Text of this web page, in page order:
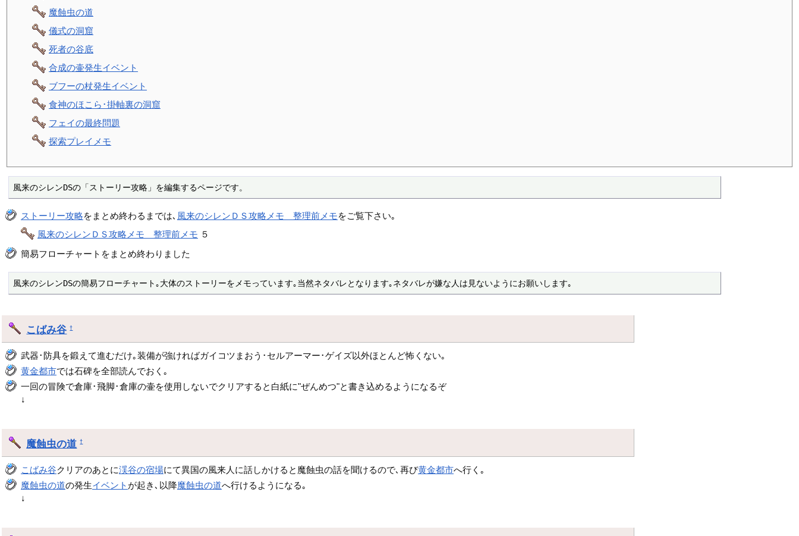
魔蝕虫の道
儀式の洞窟
死者の谷底
合成の壷発生イベント
ブフーの杖発生イベント
食神のほこら･掛軸裏の洞窟
フェイの最終問題
探索プレイメモ
風来のシレンDSの「ストーリー攻略」を編集するページです。
ストーリー攻略をまとめ終わるまでは､ 風来のシレンＤＳ攻略メモ 整理前メモをご覧下さい｡
風来のシレンＤＳ攻略メモ 整理前メモ ５
簡易フローチャートをまとめ終わりました
風来のシレンDSの簡易フローチャート｡大体のストーリーをメモっています｡当然ネタバレとなります｡ネタバレが嫌な人は見ないようにお願いします｡
こばみ谷 †
武器･防具を鍛えて進むだけ｡装備が強ければガイコツまおう･セルアーマー･ゲイズ以外ほとんど怖くない｡
黄金都市では石碑を全部読んでおく｡
一回の冒険で倉庫･飛脚･倉庫の壷を使用しないでクリアすると白紙に"ぜんめつ"と書き込めるようになるぞ
↓
魔蝕虫の道 †
こばみ谷クリアのあとに渓谷の宿場にて異国の風来人に話しかけると魔蝕虫の話を聞けるので､再び黄金都市へ行く｡
魔蝕虫の道の発生イベント が起き､以降魔蝕虫の道へ行けるようになる｡
↓